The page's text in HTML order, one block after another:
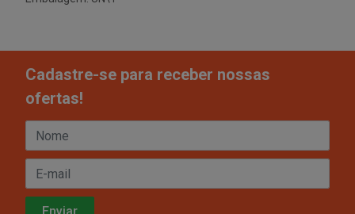
Cadastre-se para receber nossas
ofertas!